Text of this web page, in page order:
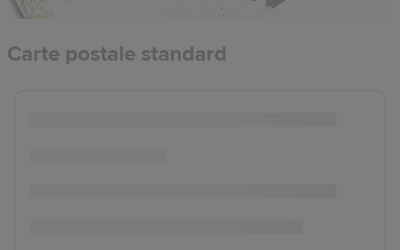
Carte postale standard